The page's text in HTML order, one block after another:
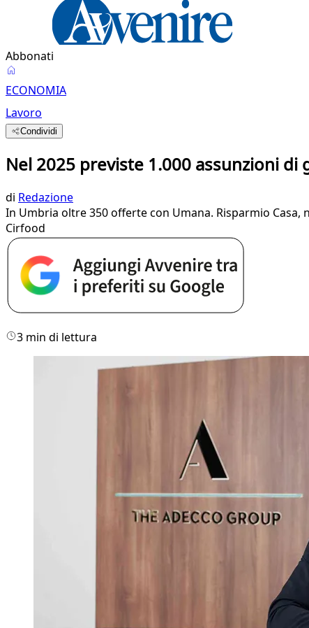
Abbonati
ECONOMIA
Lavoro
Condividi
Nel 2025 previste 1.000 assunzioni di
di Redazione
In Umbria oltre 350 offerte con Umana. Risparmio
Cirfood
3 min di lettura